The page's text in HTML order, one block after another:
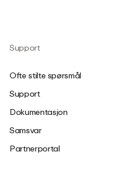
Support
Ofte stilte spørsmål
Support
Dokumentasjon
Samsvar
Partnerportal